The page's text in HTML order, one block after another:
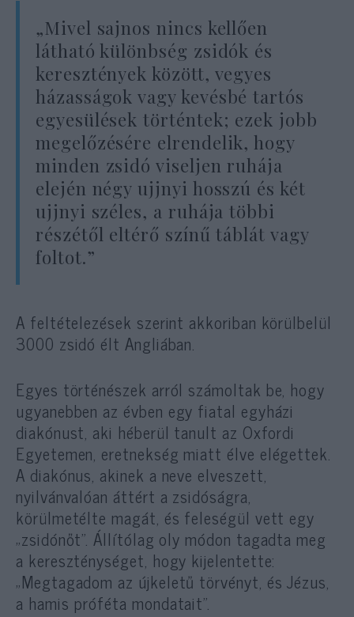
„Mivel sajnos nincs kellően
látható különbség zsidók és
keresztények között, vegyes
házasságok vagy kevésbé tartós
egyesülések történtek; ezek jobb
megelőzésére elrendelik, hogy
minden zsidó viseljen ruhája
elején négy ujjnyi hosszú és két
ujjnyi széles, a ruhája többi
részétől eltérő színű táblát vagy
foltot.”
A feltételezések szerint akkoriban körülbelül
3000 zsidó élt Angliában.
Egyes történészek arról számoltak be, hogy
ugyanebben az évben egy fiatal egyházi
diakónust, aki héberül tanult az Oxfordi
Egyetemen, eretnekség miatt élve elégettek.
A diakónus, akinek a neve elveszett,
nyilvánvalóan áttért a zsidóságra,
körülmetélte magát, és feleségül vett egy
„zsidónőt”. Állítólag oly módon tagadta meg
a kereszténységet, hogy kijelentette:
„Megtagadom az újkeletű törvényt, és Jézus,
a hamis próféta mondatait”.